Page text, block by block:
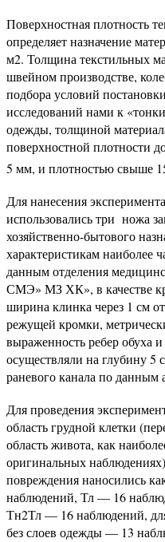
Поверхностная плотность
определяет назначение
м2. Толщина текстильных
швейном производстве,
подбора условий
исследований нами к
одежды, толщиной
поверхностной плотности
5 мм, и плотностью свыше
Для нанесения
использовались три ножа
хозяйственно-бытового
характеристикам наиболее
данным отделения
СМЭ» МЗ ХК», в качестве
ширина клинка через 1 см
режущей кромки,
выраженность ребер обуха
осуществляли на глубину 5
раневого канала по
Для проведения
область грудной клетки
область живота, как
оригинальных
повреждения наносились
наблюдений, Тл — 16
Тн2Тл — 16 наблюдений,
без слоев одежды — 13